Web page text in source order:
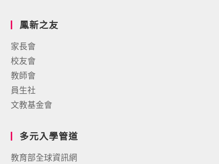
鳳新之友
家長會
校友會
教師會
員生社
文教基金會
多元入學管道
教育部全球資訊網